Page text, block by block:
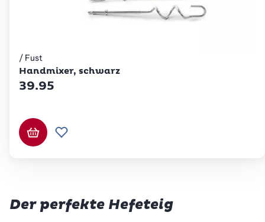
Betty Bossi
/ Fust
Handmixer, schwarz
39.95
In den Warenkorb
Zur Wunschliste hinzufügen
Der perfekte Hefeteig